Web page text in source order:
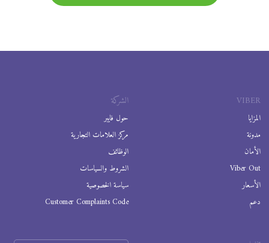
VIBER
المزايا
مدونة
الأمان
Viber Out
الأسعار
دعم
الشركة
حول فايبر
مركز العلامات التجارية
الوظائف
الشروط والسياسات
سياسة الخصوصية
Customer Complaints Code